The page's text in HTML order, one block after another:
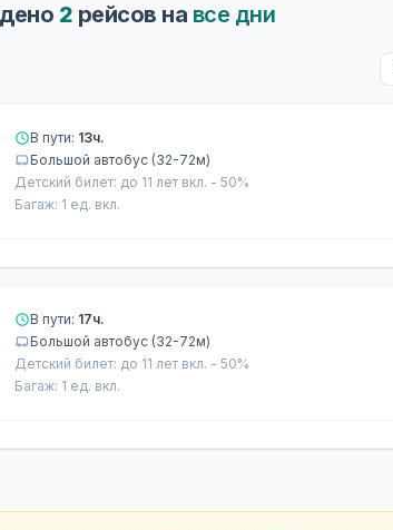
2 рейсов на все дни
В пути: 13ч.
Большой автобус (32-72м)
Детский билет: до 11 лет вкл. - 50%
Багаж: 1 ед. вкл.
В пути: 17ч.
Большой автобус (32-72м)
Детский билет: до 11 лет вкл. - 50%
Багаж: 1 ед. вкл.